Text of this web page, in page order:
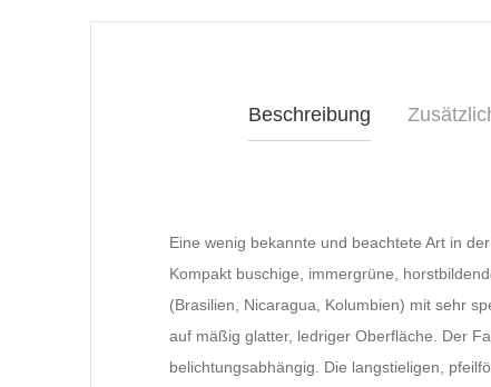
Beschreibung
Eine wenig bekannte und beachtete Art in
Kompakt buschige, immergrüne,
(Brasilien, Nicaragua, Kolumbien) mit sehr
auf mäßig glatter, ledriger Oberfläche. Der
belichtungsabhängig. Die langstieligen,